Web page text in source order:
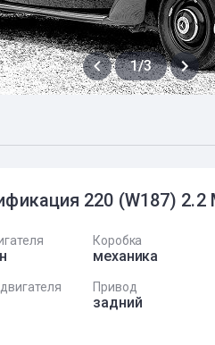
1/3
220 (W187) 2.2
Коробка
механика
Привод
задний